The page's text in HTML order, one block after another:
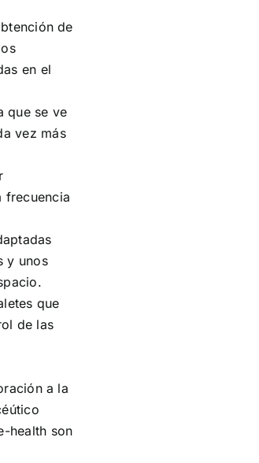
de
en el
que se ve
vez más
frecuencia
y unos
que
de las
a la
health son